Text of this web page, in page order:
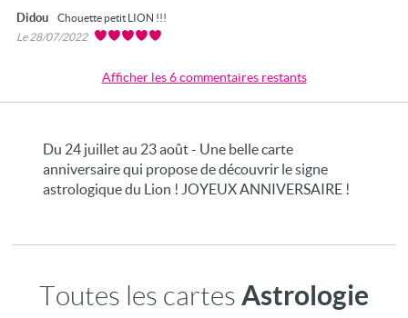
Didou
Chouette petit LION !!!
Le 28/07/2022
Afficher les 6 commentaires restants
Du 24 juillet au 23 août - Une belle carte
anniversaire qui propose de découvrir le signe
astrologique du Lion ! JOYEUX ANNIVERSAIRE !
Toutes les cartes Astrologie